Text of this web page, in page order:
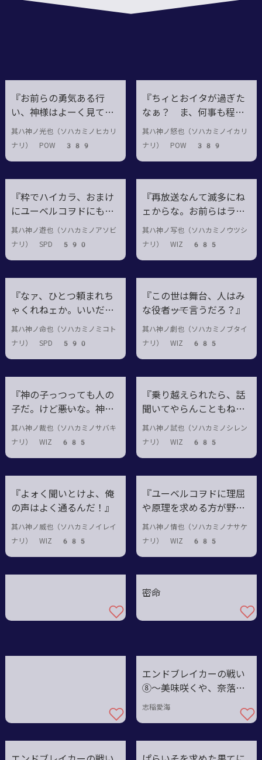
『お前らの勇気ある行
い、神様はよーく見てる
ぜ。……多分な！』
其ハ神ノ光也（ソハカミノヒカリ
ナリ） POW 389
『ちィとおイタが過ぎた
なぁ？ ま、何事も程々
に……ってこった』
其ハ神ノ怒也（ソハカミノイカリ
ナリ） POW 389
『粋でハイカラ、おまけ
にユーベルコヲドにもな
る。テニスってのは全く
よく出来たスポーツだ
其ハ神ノ遊也（ソハカミノアソビ
ナリ） SPD 590
『再放送なんて滅多にね
ェからな。お前らはラッ
キーだぜ♪』
其ハ神ノ写也（ソハカミノウツシ
ナリ） WIZ 685
『なァ、ひとつ頼まれち
ゃくれねェか。いいだ
ろ？』
其ハ神ノ命也（ソハカミノミコト
ナリ） SPD 590
『この世は舞台、人はみ
な役者――ッて言うだろ？』
其ハ神ノ劇也（ソハカミノブタイ
ナリ） WIZ 685
『神の子っつっても人の
子だ。けど――悪いな。神様
は俺の味方なんでね』
其ハ神ノ裁也（ソハカミノサバキ
ナリ） WIZ 685
『乗り越えられたら、話
聞いてやらんこともねぇ
ぜ？』
其ハ神ノ試也（ソハカミノシレン
ナリ） WIZ 685
『よォく聞いとけよ、俺
の声はよく通るんだ！』
其ハ神ノ威也（ソハカミノイレイ
ナリ） WIZ 685
『ユーベルコヲドに理屈
や原理を求める方が野暮
ッてモンだろ』
其ハ神ノ情也（ソハカミノナサケ
ナリ） WIZ 685
密命
エンドブレイカーの戦い
⑧〜美味咲くや、奈落大
宴会！
志稲愛海